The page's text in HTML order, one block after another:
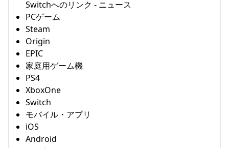
Switchへのリンク - ニュース
PCゲーム
Steam
Origin
EPIC
家庭用ゲーム機
PS4
XboxOne
Switch
モバイル・アプリ
iOS
Android